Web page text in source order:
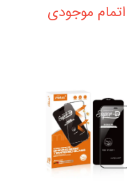
اتمام موجودی